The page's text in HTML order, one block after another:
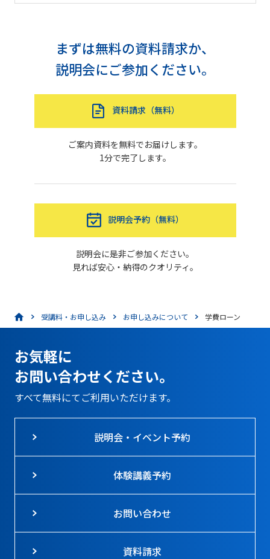
まずは無料の資料請求か、
説明会にご参加ください。
資料請求（無料）
ご案内資料を無料でお届けします。
1分で完了します。
説明会予約（無料）
説明会に是非ご参加ください。
見れば安心・納得のクオリティ。
受講料・お申し込み お申し込みについて 学費ローン
お気軽に
お問い合わせください。
すべて無料にてご利用いただけます。
説明会・イベント予約
体験講義予約
お問い合わせ
資料請求